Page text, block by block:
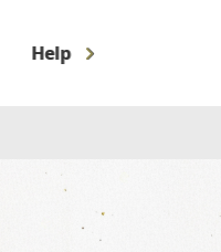
Help